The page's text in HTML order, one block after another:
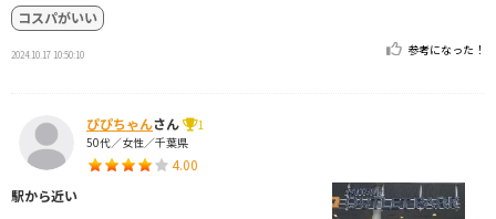
コスパがいい
2024.10.17 10:50:10 参考になった！
ぴぴちゃんさん
1
50代／女性／千葉県
4.00
駅から近い